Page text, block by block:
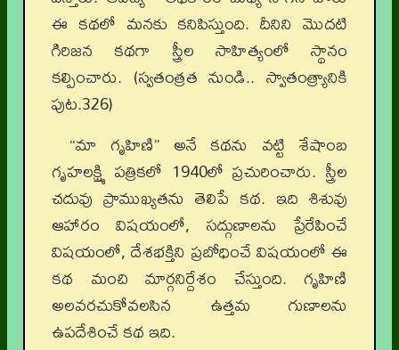
ఈ కథలో మనకు కనిపిస్తుంది. దీనిని మొదటి
గిరిజన కథగా స్త్రీల సాహిత్యంలో స్థానం
కల్పించారు. (స్వతంత్రత నుండి.. స్వాతంత్ర్యానికి
పుట.326)
“మా గృహిణి” అనే కథను వట్టి శేషాంబ
గృహలక్ష్మి పత్రికలో 1940లో ప్రచురించారు. స్త్రీల
చదువు ప్రాముఖ్యతను తెలిపే కథ. ఇది శిశువు
ఆహారం విషయంలో, సద్గుణాలను ప్రేరేపించే
విషయంలో, దేశభక్తిని ప్రబోధించే విషయంలో ఈ
కథ మంచి మార్గనిర్దేశం చేస్తుంది. గృహిణి
అలవరచుకోవలసిన ఉత్తమ గుణాలను
ఉపదేశించే కథ ఇది.